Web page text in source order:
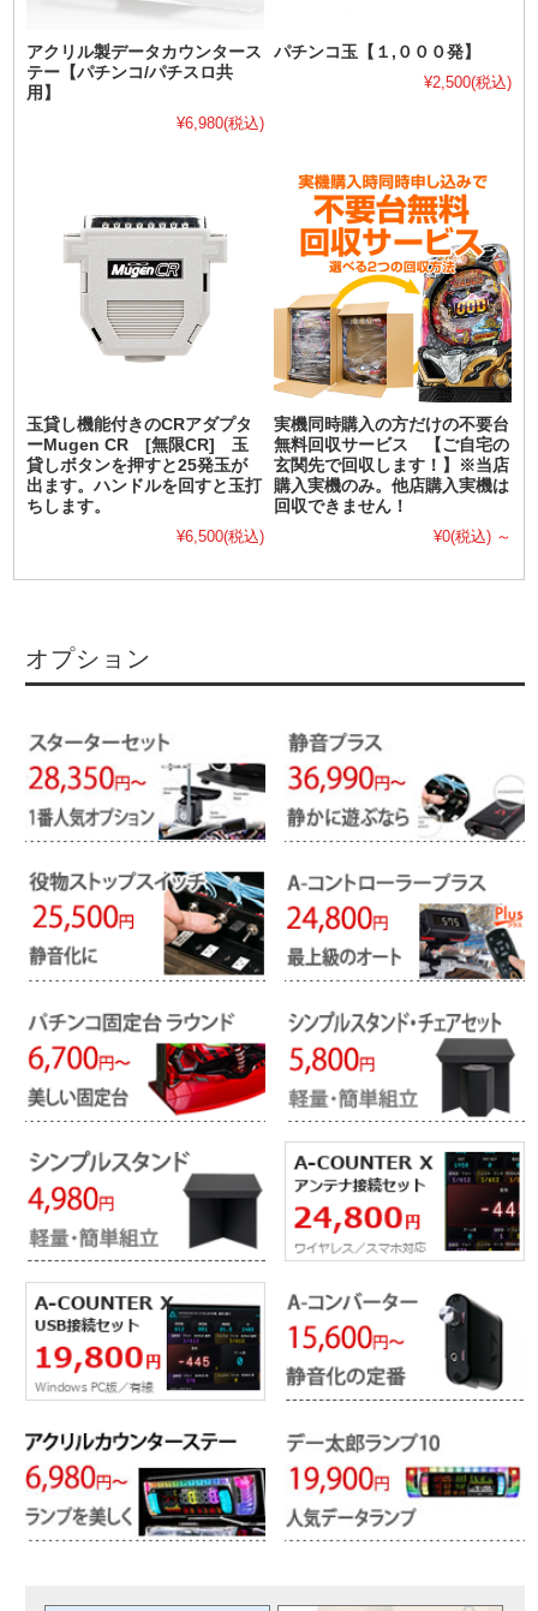
アクリル製データカウンタース
テー【パチンコ/パチスロ共
用】
¥6,980(税込)
パチンコ玉【１,０００発】
¥2,500(税込)
玉貸し機能付きのCRアダプタ
ーMugen CR [無限CR] 玉
貸しボタンを押すと25発玉が
出ます。ハンドルを回すと玉打
ちします。
¥6,500(税込)
実機同時購入の方だけの不要台
無料回収サービス 【ご自宅の
玄関先で回収します！】※当店
購入実機のみ。他店購入実機は
回収できません！
¥0(税込) ～
オプション